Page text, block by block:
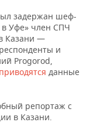
задержан шеф-
в Уфе» член СПЧ
Казани —
и
Progorod,
приводятся данные
репортаж с
в Казани.